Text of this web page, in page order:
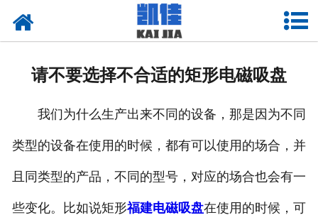
厂房设备
请不要选择不合适的矩形电磁吸盘
我们为什么生产出来不同的设备，那是因为不同
类型的设备在使用的时候，都有可以使用的场合，并
且同类型的产品，不同的型号，对应的场合也会有一
些变化。比如说矩形福建电磁吸盘在使用的时候，可